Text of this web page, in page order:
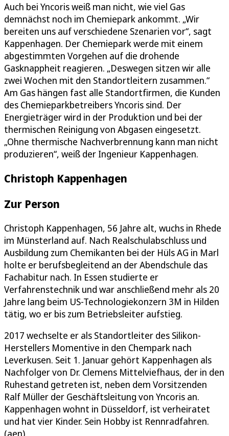
Auch bei Yncoris weiß man nicht, wie viel Gas
demnächst noch im Chemiepark ankommt. „Wir
bereiten uns auf verschiedene Szenarien vor“, sagt
Kappenhagen. Der Chemiepark werde mit einem
abgestimmten Vorgehen auf die drohende
Gasknappheit reagieren. „Deswegen sitzen wir alle
zwei Wochen mit den Standortleitern zusammen.“
Am Gas hängen fast alle Standortfirmen, die Kunden
des Chemieparkbetreibers Yncoris sind. Der
Energieträger wird in der Produktion und bei der
thermischen Reinigung von Abgasen eingesetzt.
„Ohne thermische Nachverbrennung kann man nicht
produzieren“, weiß der Ingenieur Kappenhagen.
Christoph Kappenhagen
Zur Person
Christoph Kappenhagen, 56 Jahre alt, wuchs in Rhede
im Münsterland auf. Nach Realschulabschluss und
Ausbildung zum Chemikanten bei der Hüls AG in Marl
holte er berufsbegleitend an der Abendschule das
Fachabitur nach. In Essen studierte er
Verfahrenstechnik und war anschließend mehr als 20
Jahre lang beim US-Technologiekonzern 3M in Hilden
tätig, wo er bis zum Betriebsleiter aufstieg.
2017 wechselte er als Standortleiter des Silikon-
Herstellers Momentive in den Chempark nach
Leverkusen. Seit 1. Januar gehört Kappenhagen als
Nachfolger von Dr. Clemens Mittelviefhaus, der in den
Ruhestand getreten ist, neben dem Vorsitzenden
Ralf Müller der Geschäftsleitung von Yncoris an.
Kappenhagen wohnt in Düsseldorf, ist verheiratet
und hat vier Kinder. Sein Hobby ist Rennradfahren.